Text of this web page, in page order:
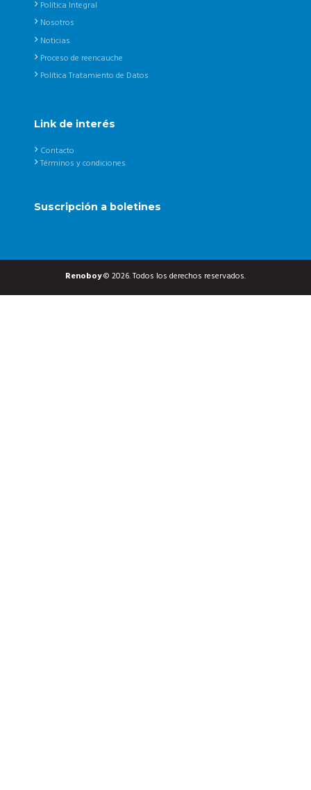
Política Integral
Nosotros
Noticias
Proceso de reencauche
Política Tratamiento de Datos
Link de interés
Contacto
Términos y condiciones
Suscripción a boletines
Renoboy© 2026. Todos los derechos reservados.